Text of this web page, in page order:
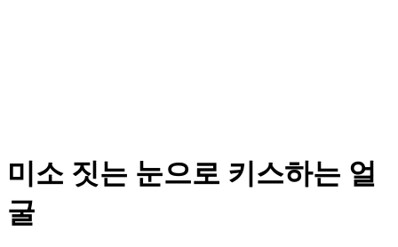
미소 짓는 눈으로 키스하는 얼
굴